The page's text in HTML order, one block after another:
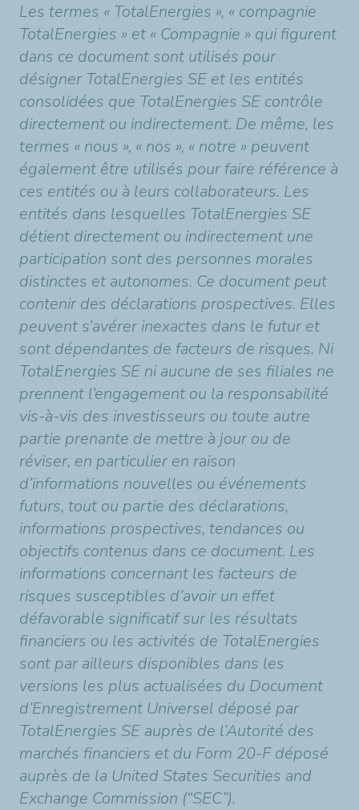
Les termes « TotalEnergies », « compagnie
TotalEnergies » et « Compagnie » qui figurent
dans ce document sont utilisés pour
désigner TotalEnergies SE et les entités
consolidées que TotalEnergies SE contrôle
directement ou indirectement. De même, les
termes « nous », « nos », « notre » peuvent
également être utilisés pour faire référence à
ces entités ou à leurs collaborateurs. Les
entités dans lesquelles TotalEnergies SE
détient directement ou indirectement une
participation sont des personnes morales
distinctes et autonomes. Ce document peut
contenir des déclarations prospectives. Elles
peuvent s’avérer inexactes dans le futur et
sont dépendantes de facteurs de risques. Ni
TotalEnergies SE ni aucune de ses filiales ne
prennent l’engagement ou la responsabilité
vis-à-vis des investisseurs ou toute autre
partie prenante de mettre à jour ou de
réviser, en particulier en raison
d’informations nouvelles ou événements
futurs, tout ou partie des déclarations,
informations prospectives, tendances ou
objectifs contenus dans ce document. Les
informations concernant les facteurs de
risques susceptibles d’avoir un effet
défavorable significatif sur les résultats
financiers ou les activités de TotalEnergies
sont par ailleurs disponibles dans les
versions les plus actualisées du Document
d’Enregistrement Universel déposé par
TotalEnergies SE auprès de l’Autorité des
marchés financiers et du Form 20-F déposé
auprès de la United States Securities and
Exchange Commission (“SEC”).